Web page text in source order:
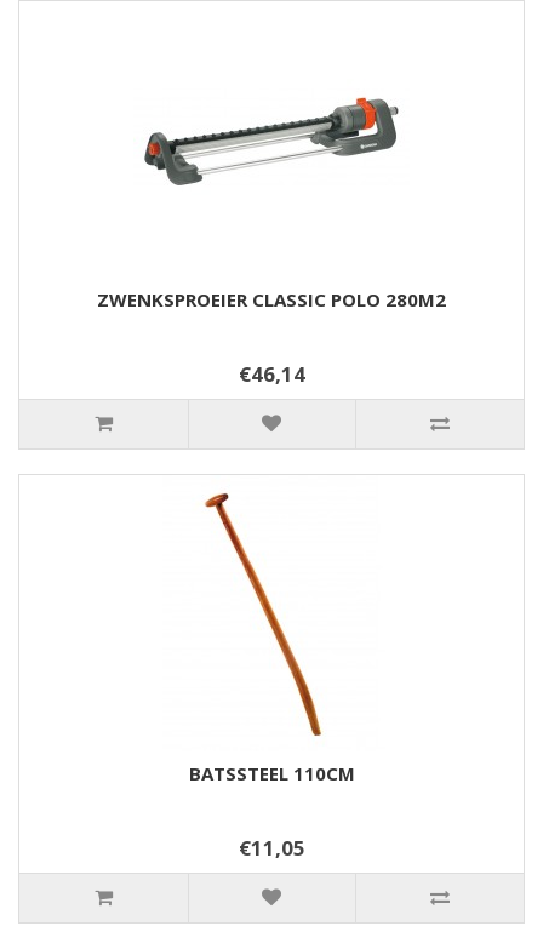
ZWENKSPROEIER CLASSIC POLO 280M2
€46,14
BATSSTEEL 110CM
€11,05